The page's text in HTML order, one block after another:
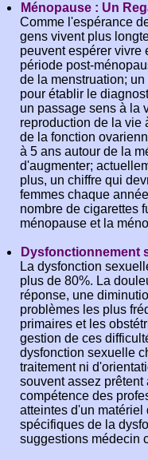
Ménopause : Un
Comme l'espérance
gens vivent plus
peuvent espérer vivre
période post-
de la menstruation;
pour établir le
un passage sens à la
reproduction de la vie
de la fonction
à 5 ans autour de la
d'augmenter;
plus, un chiffre qui
femmes chaque
nombre de cigarettes
ménopause et la
Dysfonctionnement
La dysfonction
plus de 80%. La
réponse, une
problèmes les plus
primaires et les
gestion de ces
dysfonction sexuelle
traitement ni
souvent assez
compétence des
atteintes d'un matériel
spécifiques de la
suggestions médecin